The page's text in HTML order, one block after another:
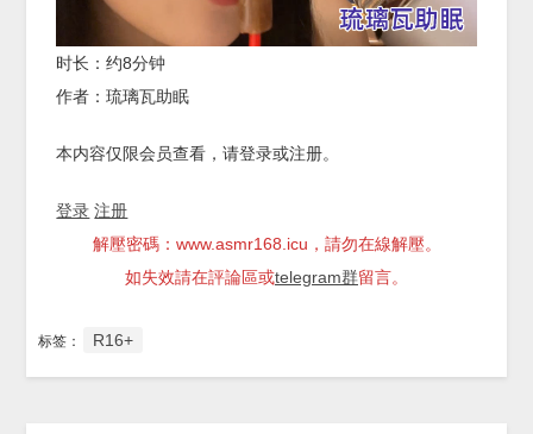
时长：约8分钟
作者：琉璃瓦助眠
本内容仅限会员查看，请登录或注册。
登录 注册
解壓密碼：www.asmr168.icu，請勿在線解壓。
如失效請在評論區或telegram群留言。
标签： R16+